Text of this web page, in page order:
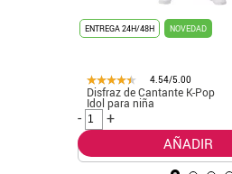
ENTREGA 24H/48H NOVEDAD
4.54/5.00
Disfraz de Cantante K-Pop
Idol para niña
-
+
AÑADIR